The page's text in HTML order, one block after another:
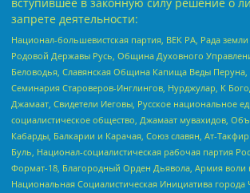
вступившее в законную силу решение о
запрете деятельности:
Национал-большевистская партия, ВЕК РА, Рада
Родовой Державы Русь, Община Духовного
Беловодья, Славянская Община Капища Веды
Семинария Староверов-Инглингов, Нурджулар, К
Джамаат, Свидетели Иеговы, Русское национальное
социалистическое общество, Джамаат мувахидов,
Кабарды, Балкарии и Карачая, Союз славян, Ат-
Буль, Национал-социалистическая рабочая партия
Формат-18, Благородный Орден Дьявола, Армия воли
Национальная Социалистическая Инициатива